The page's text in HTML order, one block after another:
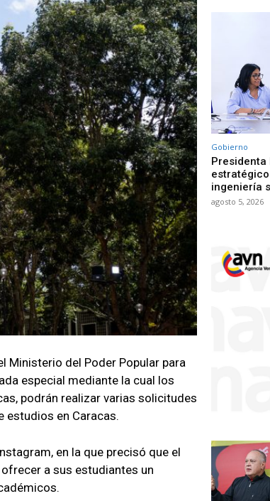
Ministerio del Poder Popular para
especial mediante la cual los
podrán realizar varias solicitudes
estudios en Caracas.
en la que precisó que el
a sus estudiantes un
Gobierno
Presidenta
ingeniería
agosto 5, 2026